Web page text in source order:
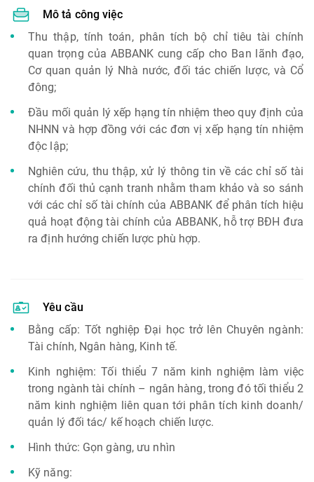
Mô tả công việc
Thu thập, tính toán, phân tích bộ chỉ tiêu tài chính
quan trọng của ABBANK cung cấp cho Ban lãnh đạo,
Cơ quan quản lý Nhà nước, đối tác chiến lược, và Cổ
đông;
Đầu mối quản lý xếp hạng tín nhiệm theo quy định của
NHNN và hợp đồng với các đơn vị xếp hạng tín nhiệm
độc lập;
Nghiên cứu, thu thập, xử lý thông tin về các chỉ số tài
chính đối thủ cạnh tranh nhằm tham khảo và so sánh
với các chỉ số tài chính của ABBANK để phân tích hiệu
quả hoạt động tài chính của ABBANK, hỗ trợ BĐH đưa
ra định hướng chiến lược phù hợp.
Yêu cầu
Bằng cấp: Tốt nghiệp Đại học trở lên Chuyên ngành:
Tài chính, Ngân hàng, Kinh tế.
Kinh nghiệm: Tối thiểu 7 năm kinh nghiệm làm việc
trong ngành tài chính – ngân hàng, trong đó tối thiểu 2
năm kinh nghiệm liên quan tới phân tích kinh doanh/
quản lý đối tác/ kế hoạch chiến lược.
Hình thức: Gọn gàng, ưu nhìn
Kỹ năng: